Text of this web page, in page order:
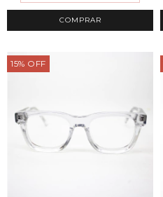
COMPRAR
15% OFF